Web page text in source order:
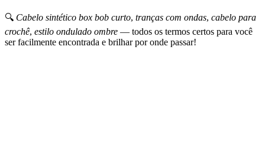
🔍 Cabelo sintético box bob curto, tranças com ondas, cabelo para
crochê, estilo ondulado ombre — todos os termos certos para você
ser facilmente encontrada e brilhar por onde passar!